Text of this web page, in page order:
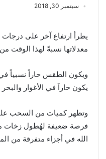
سبتمبر 30, 2018
يطرأ ارتفاع آخر على
معدلاتها نسبةً لهذا الوقت من العام ما
ويكون الطقس حاراً نسبياً
يكون حاراَ في الأغوار
وتظهر كميات من السحب
فرصة ضعيفة لهُطول زخات
الله في أجزاء متفرقة من